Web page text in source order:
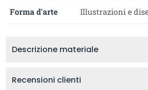
Forma d'arte Illustrazioni e
Descrizione materiale
Recensioni clienti